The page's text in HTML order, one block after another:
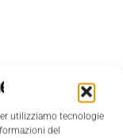
utilizziamo tecnologie
del